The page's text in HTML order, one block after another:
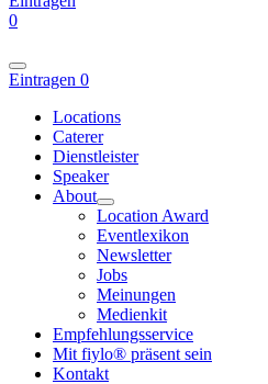
0
Eintragen 0
Locations
Caterer
Dienstleister
Speaker
About
Location Award
Eventlexikon
Newsletter
Jobs
Meinungen
Medienkit
Empfehlungsservice
Mit fiylo® präsent sein
Kontakt